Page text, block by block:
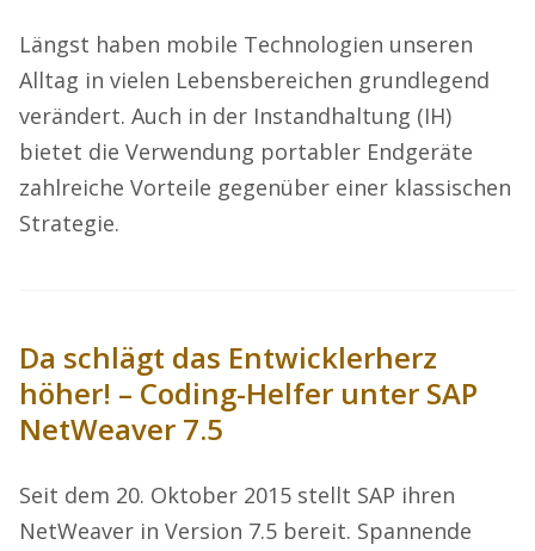
Längst haben mobile Technologien unseren
Alltag in vielen Lebensbereichen grundlegend
verändert. Auch in der Instandhaltung (IH)
bietet die Verwendung portabler Endgeräte
zahlreiche Vorteile gegenüber einer klassischen
Strategie.
Da schlägt das Entwicklerherz
höher! – Coding-Helfer unter SAP
NetWeaver 7.5
Seit dem 20. Oktober 2015 stellt SAP ihren
NetWeaver in Version 7.5 bereit. Spannende